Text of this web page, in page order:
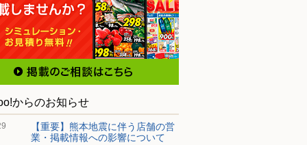
からのお知らせ
【重要】熊本地震に伴う店舗の営
業・掲載情報への影響について